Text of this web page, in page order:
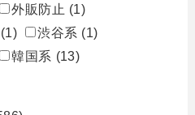
外販防止 (1)
(1) 渋谷系 (1)
韓国系 (13)